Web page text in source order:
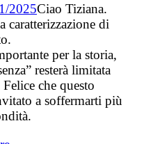
2025Ciao Tiziana.
caratterizzazione di
per la storia,
resterà limitata
che questo
a soffermarti più